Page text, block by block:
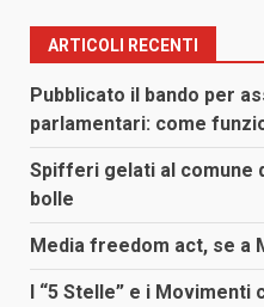
articoli
ARTICOLI RECENTI
Pubblicato il bando per
parlamentari: come
Spifferi gelati al comune
bolle
Media freedom act, se a
I “5 Stelle” e i Movimenti